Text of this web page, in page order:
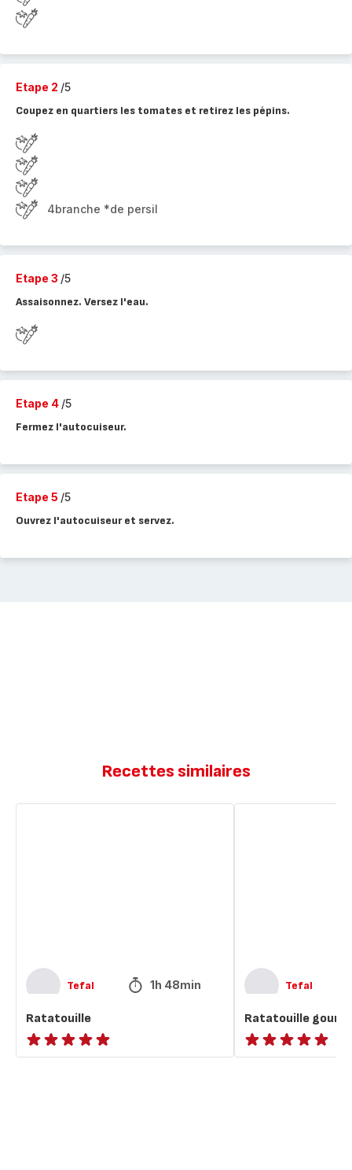
Etape 2 /5
Coupez en quartiers les tomates et retirez les pépins.
4branche *de persil
Etape 3 /5
Assaisonnez. Versez l'eau.
Etape 4 /5
Fermez l'autocuiseur.
Etape 5 /5
Ouvrez l'autocuiseur et servez.
Recettes similaires
Tefal 1h 48min
Ratatouille
ratings.NaN
Tefal
Ratatouille
ratings.NaN